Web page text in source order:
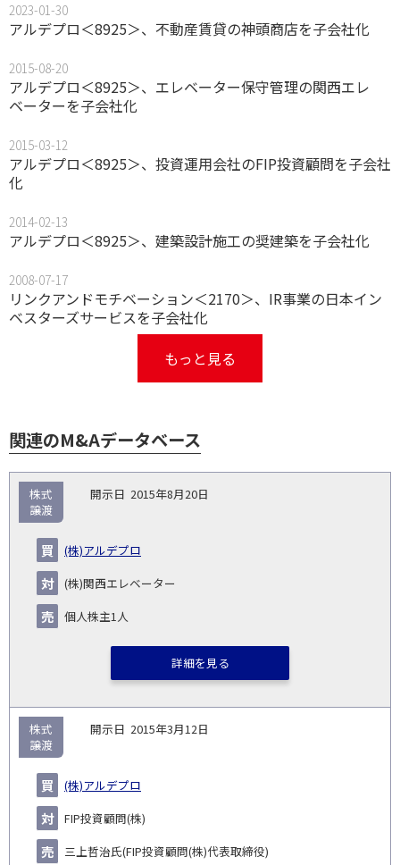
2023-01-30
アルデプロ＜8925＞、不動産賃貸の神頭商店を子会社化
2015-08-20
アルデプロ＜8925＞、エレベーター保守管理の関西エレ
ベーターを子会社化
2015-03-12
アルデプロ＜8925＞、投資運用会社のFIP投資顧問を子会社
化
2014-02-13
アルデプロ＜8925＞、建築設計施工の奨建築を子会社化
2008-07-17
リンクアンドモチベーション＜2170＞、IR事業の日本イン
ベスターズサービスを子会社化
もっと見る
関連のM&Aデータベース
示
い
企
業・
事業
2015年8月20日
(株)アルデプロ
(株)関西エレベーター
個人株主1人
株式
譲渡
詳細を見る
2015年3月12日
(株)アルデプロ
FIP投資顧問(株)
三上哲治氏(FIP投資顧問(株)代表取締役)
株式
譲渡